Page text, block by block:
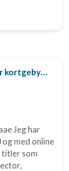
PSD2 forbyder, at du lægger kortgebyret ud til dine kunder fra 1. januar 2018
Jeg har
med online
titler som